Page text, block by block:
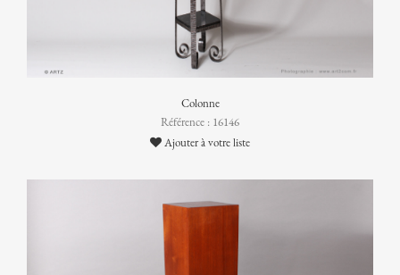
Colonne
Référence : 16146
Ajouter à votre liste